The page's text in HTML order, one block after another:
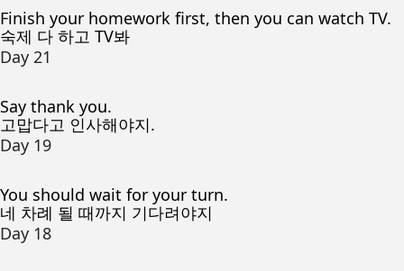
Finish your homework first, then you can watch TV.
숙제 다 하고 TV봐
Day 21
Say thank you.
고맙다고 인사해야지.
Day 19
You should wait for your turn.
네 차례 될 때까지 기다려야지
Day 18